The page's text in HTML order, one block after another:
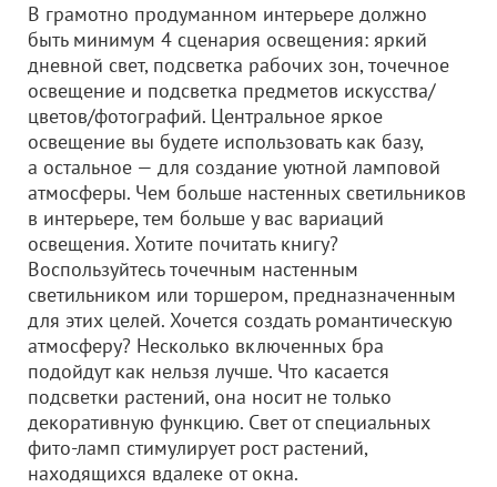
В грамотно продуманном интерьере должно
быть минимум 4 сценария освещения: яркий
дневной свет, подсветка рабочих зон, точечное
освещение и подсветка предметов искусства/
цветов/фотографий. Центральное яркое
освещение вы будете использовать как базу,
а остальное — для создание уютной ламповой
атмосферы. Чем больше настенных светильников
в интерьере, тем больше у вас вариаций
освещения. Хотите почитать книгу?
Воспользуйтесь точечным настенным
светильником или торшером, предназначенным
для этих целей. Хочется создать романтическую
атмосферу? Несколько включенных бра
подойдут как нельзя лучше. Что касается
подсветки растений, она носит не только
декоративную функцию. Свет от специальных
фито-ламп стимулирует рост растений,
находящихся вдалеке от окна.